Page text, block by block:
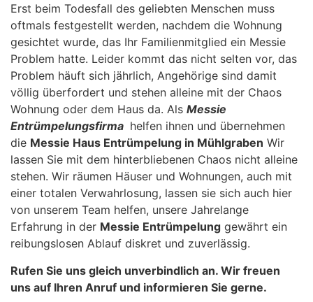
Erst beim Todesfall des geliebten Menschen muss
oftmals festgestellt werden, nachdem die Wohnung
gesichtet wurde, das Ihr Familienmitglied ein Messie
Problem hatte. Leider kommt das nicht selten vor, das
Problem häuft sich jährlich, Angehörige sind damit
völlig überfordert und stehen alleine mit der Chaos
Wohnung oder dem Haus da. Als Messie
Entrümpelungsfirma helfen ihnen und übernehmen
die Messie Haus Entrümpelung in Mühlgraben Wir
lassen Sie mit dem hinterbliebenen Chaos nicht alleine
stehen. Wir räumen Häuser und Wohnungen, auch mit
einer totalen Verwahrlosung, lassen sie sich auch hier
von unserem Team helfen, unsere Jahrelange
Erfahrung in der Messie Entrümpelung gewährt ein
reibungslosen Ablauf diskret und zuverlässig.
Rufen Sie uns gleich unverbindlich an. Wir freuen
uns auf Ihren Anruf und informieren Sie gerne.